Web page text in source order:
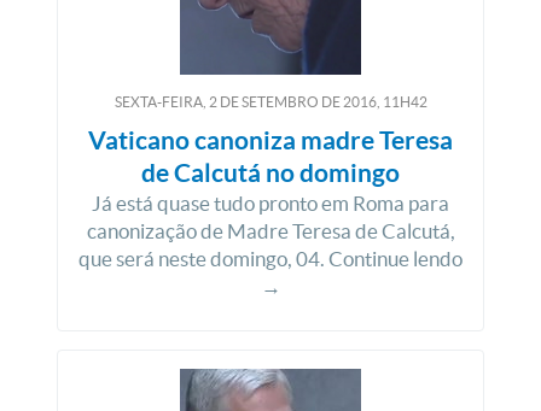
SEXTA-FEIRA, 2 DESETEMBRO DE2016, 11H42
Vaticano canoniza madre Teresa
de Calcutá no domingo
Já está quase tudo pronto em Roma para
canonização de Madre Teresa de Calcutá,
que será neste domingo, 04. Continue lendo
→